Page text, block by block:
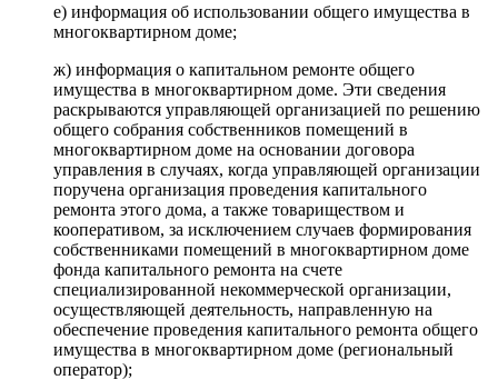
е) информация об использовании общего имущества в
многоквартирном доме;
ж) информация о капитальном ремонте общего
имущества в многоквартирном доме. Эти сведения
раскрываются управляющей организацией по решению
общего собрания собственников помещений в
многоквартирном доме на основании договора
управления в случаях, когда управляющей организации
поручена организация проведения капитального
ремонта этого дома, а также товариществом и
кооперативом, за исключением случаев формирования
собственниками помещений в многоквартирном доме
фонда капитального ремонта на счете
специализированной некоммерческой организации,
осуществляющей деятельность, направленную на
обеспечение проведения капитального ремонта общего
имущества в многоквартирном доме (региональный
оператор);